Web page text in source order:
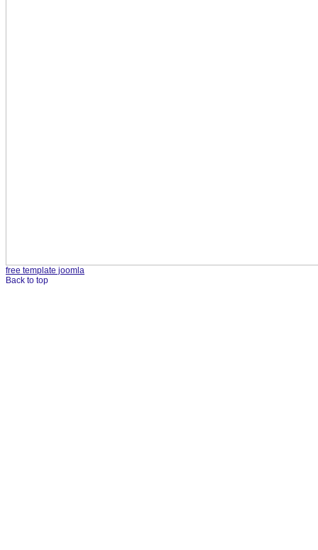
free template joomla
Back to top